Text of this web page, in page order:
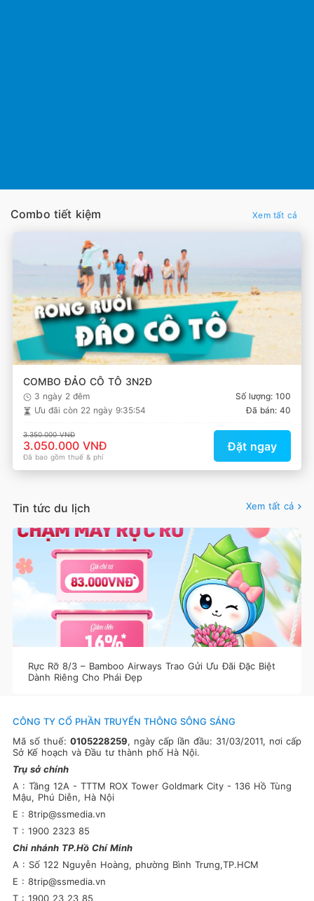
Combo tiết kiệm Xem tất cả
COMBO ĐẢO CÔ TÔ 3N2Đ
3 ngày 2 đêm
Số lượng: 100
Ưu đãi còn 22 ngày 9:35:54 Đã bán: 40
3.350.000 VNĐ
3.050.000 VNĐ
Đã bao gồm thuế & phí
Đặt ngay
Tin tức du lịch Xem tất cả
Rực Rỡ 8/3 – Bamboo Airways Trao Gửi Ưu Đãi Đặc Biệt
Dành Riêng Cho Phái Đẹp
CÔNG TY CỔ PHẦN TRUYỂN THÔNG SÔNG SÁNG
Mã số thuế: 0105228259, ngày cấp lần đầu: 31/03/2011, nơi cấp
Sở Kế hoạch và Đầu tư thành phố Hà Nội.
Trụ sở chính
A : Tầng 12A - TTTM ROX Tower Goldmark City - 136 Hồ Tùng
Mậu, Phú Diễn, Hà Nội
E : 8trip@ssmedia.vn
T : 1900 2323 85
Chi nhánh TP.Hồ Chí Minh
A : Số 122 Nguyễn Hoàng, phường Bình Trưng,TP.HCM
E : 8trip@ssmedia.vn
T : 1900 23 23 85